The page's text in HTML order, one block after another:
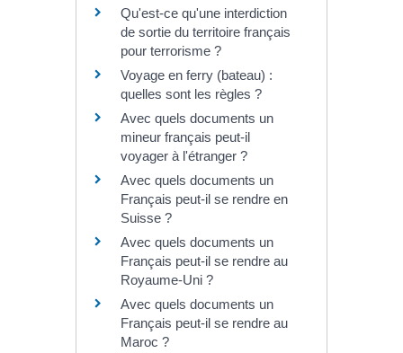
Qu'est-ce qu'une interdiction
de sortie du territoire français
pour terrorisme ?
Voyage en ferry (bateau) :
quelles sont les règles ?
Avec quels documents un
mineur français peut-il
voyager à l'étranger ?
Avec quels documents un
Français peut-il se rendre en
Suisse ?
Avec quels documents un
Français peut-il se rendre au
Royaume-Uni ?
Avec quels documents un
Français peut-il se rendre au
Maroc ?